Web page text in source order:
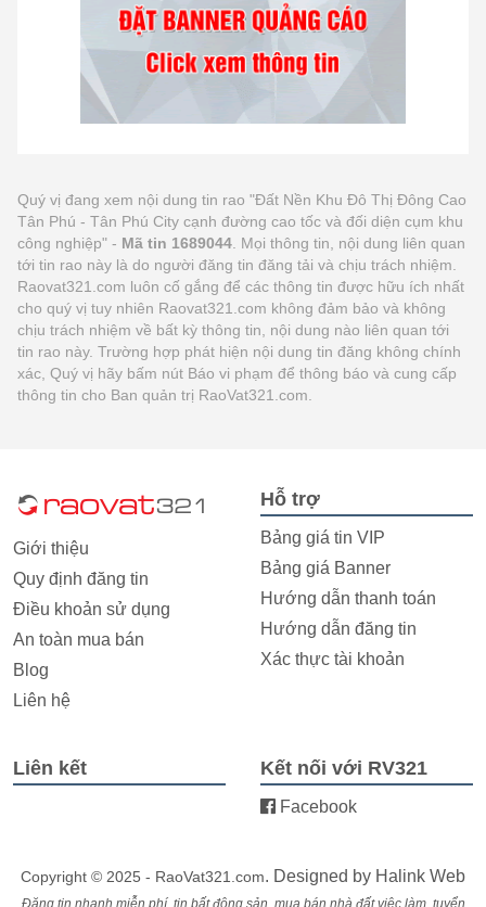
Quý vị đang xem nội dung tin rao "Đất Nền Khu Đô Thị Đông Cao
Tân Phú - Tân Phú City cạnh đường cao tốc và đối diện cụm khu
công nghiệp" - Mã tin 1689044 . Mọi thông tin, nội dung liên quan
tới tin rao này là do người đăng tin đăng tải và chịu trách nhiệm.
Raovat321.com luôn cố gắng để các thông tin được hữu ích nhất
cho quý vị tuy nhiên Raovat321.com không đảm bảo và không
chịu trách nhiệm về bất kỳ thông tin, nội dung nào liên quan tới
tin rao này. Trường hợp phát hiện nội dung tin đăng không chính
xác, Quý vị hãy bấm nút Báo vi phạm để thông báo và cung cấp
thông tin cho Ban quản trị RaoVat321.com.
Giới thiệu
Quy định đăng tin
Điều khoản sử dụng
An toàn mua bán
Blog
Liên hệ
Hỗ trợ
Bảng giá tin VIP
Bảng giá Banner
Hướng dẫn thanh toán
Hướng dẫn đăng tin
Xác thực tài khoản
Liên kết Kết nối với RV321
Facebook
Copyright © 2025 - RaoVat321.com. Designed by Halink Web
Đăng tin nhanh miễn phí, tin bất động sản, mua bán nhà đất,việc làm, tuyển